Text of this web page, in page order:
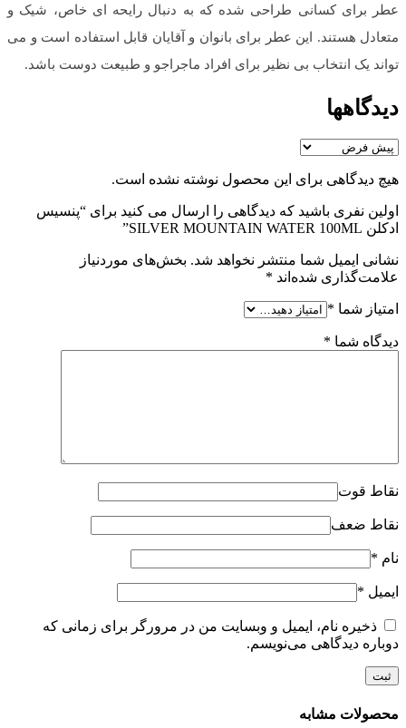
عطر برای کسانی طراحی شده که به دنبال رایحه‌ ای خاص، شیک و
متعادل هستند. این عطر برای بانوان و آقایان قابل استفاده است و می‌
تواند یک انتخاب بی نظیر برای افراد ماجراجو و طبیعت‌ دوست باشد.
دیدگاهها
هیچ دیدگاهی برای این محصول نوشته نشده است.
اولین نفری باشید که دیدگاهی را ارسال می کنید برای “پنسیس
ادکلن SILVER MOUNTAIN WATER 100ML”
نشانی ایمیل شما منتشر نخواهد شد. بخش‌های موردنیاز
علامت‌گذاری شده‌اند *
امتیاز شما *
دیدگاه شما *
نقاط قوت
نقاط ضعف
نام *
ایمیل *
ذخیره نام، ایمیل و وبسایت من در مرورگر برای زمانی که
دوباره دیدگاهی می‌نویسم.
محصولات مشابه